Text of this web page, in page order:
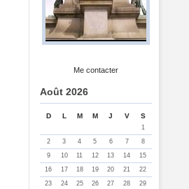
Me contacter
Août 2026
D L M M J V S
1
2
3 4 5 6 7
8
9
10 11 12 13 14
15
16
17 18 19 20 21
22
23
24 25 26 27 28
29